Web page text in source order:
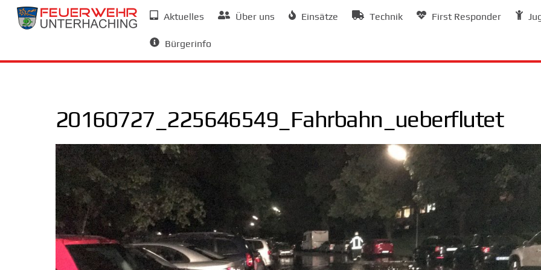
Skip
Aktuelles Über uns Einsätze Technik First Responder
Bürgerinfo
20160727_225646549_Fahrbahn_ueberflutet